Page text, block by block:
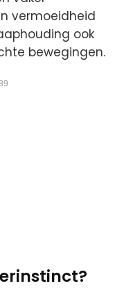
vermoeidheid
ook
bewegingen.